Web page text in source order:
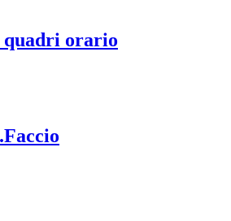
quadri orario